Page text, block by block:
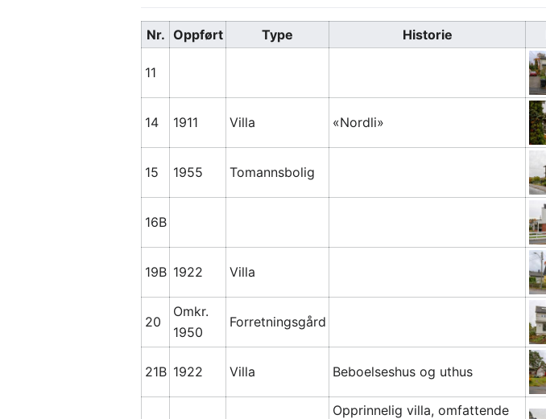
Nr. Oppført Type Historie
11
14 1911 Villa «Nordli»
15 1955 Tomannsbolig
16B
19B 1922 Villa
20
Omkr.
1950
Forretningsgård
21B 1922 Villa Beboelseshus og uthus
Opprinnelig villa, omfattende